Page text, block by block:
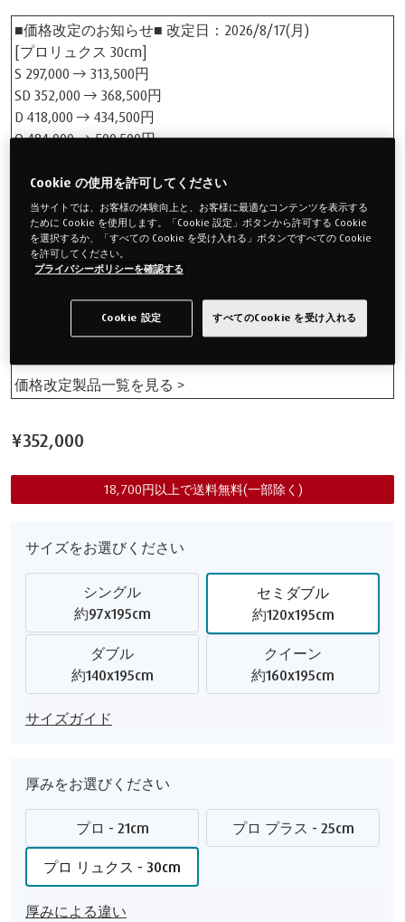
■価格改定のお知らせ■ 改定日：2026/8/17(月)
[プロリュクス 30cm]
S 297,000 → 313,500円
SD 352,000 → 368,500円
D 418,000 → 434,500円
Q 484,000 → 500,500円
S 264,000 → 280,500円
SD 308,000 → 324,500円
D 363,000 → 379,500円
Q 418,000 → 434,500円
[プロ 21cm]
SD 264,000 → 280,500円
D 308,000 → 324,500円
価格改定製品一覧を見る >
¥352,000
18,700円以上で送料無料(一部除く)
サイズをお選びください
シングル
約97x195cm
セミダブル
約120x195cm
ダブル
約140x195cm
クイーン
約160x195cm
サイズガイド
厚みをお選びください
プロ - 21cm プロ プラス - 25cm
プロ リュクス - 30cm
厚みによる違い
Cookie の使用を許可してください
当サイトでは、お客様の体験向上と、お客様に最適なコンテンツを表示する
ために Cookie を使用します。「Cookie 設定」ボタンから許可する Cookie
を選択するか、「すべての Cookie を受け入れる」ボタンですべての Cookie
を許可してください。
プライバシーポリシーを確認する
Cookie 設定 すべてのCookie を受け入れる